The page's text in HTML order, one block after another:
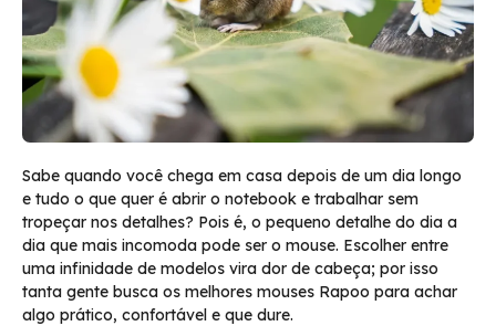
Sabe quando você chega em casa depois de um dia longo
e tudo o que quer é abrir o notebook e trabalhar sem
tropeçar nos detalhes? Pois é, o pequeno detalhe do dia a
dia que mais incomoda pode ser o mouse. Escolher entre
uma infinidade de modelos vira dor de cabeça; por isso
tanta gente busca os melhores mouses Rapoo para achar
algo prático, confortável e que dure.